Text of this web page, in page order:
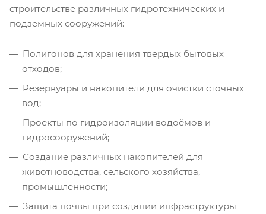
строительстве различных гидротехнических и
подземных сооружений:
Полигонов для хранения твердых бытовых
отходов;
Резервуары и накопители для очистки сточных
вод;
Проекты по гидроизоляции водоёмов и
гидросооружений;
Создание различных накопителей для
животноводства, сельского хозяйства,
промышленности;
Защита почвы при создании инфраструктуры